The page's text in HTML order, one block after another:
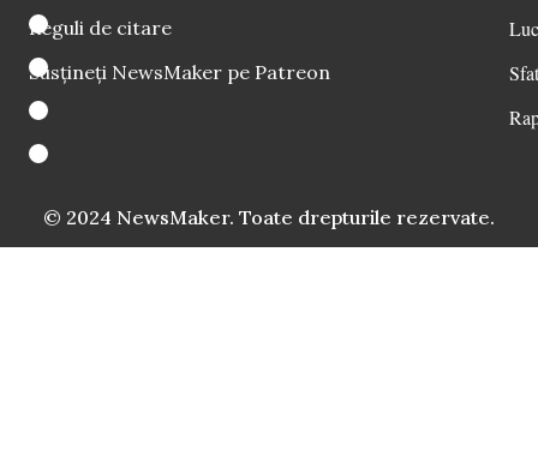
Reguli de citare
Susțineți NewsMaker pe Patreon
© 2024 NewsMaker. Toate drepturile rezervate.